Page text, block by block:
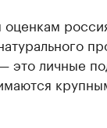
это личные